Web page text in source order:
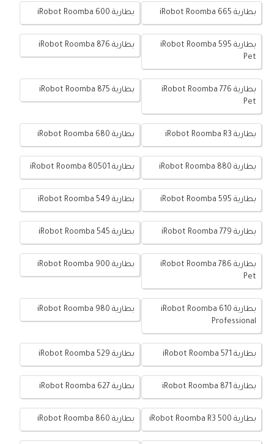
بطارية iRobot Roomba 665 بطارية iRobot Roomba 600
بطارية iRobot Roomba 595
Pet
بطارية iRobot Roomba 876
بطارية iRobot Roomba 776
Pet
بطارية iRobot Roomba 875
بطارية iRobot Roomba R3 بطارية iRobot Roomba 680
بطارية iRobot Roomba 880 بطارية iRobot Roomba 80501
بطارية iRobot Roomba 595 بطارية iRobot Roomba 549
بطارية iRobot Roomba 779 بطارية iRobot Roomba 545
بطارية iRobot Roomba 786
Pet
بطارية iRobot Roomba 900
بطارية iRobot Roomba 610
Professional
بطارية iRobot Roomba 980
بطارية iRobot Roomba 571 بطارية iRobot Roomba 529
بطارية iRobot Roomba 871 بطارية iRobot Roomba 627
بطارية iRobot Roomba R3 500 بطارية iRobot Roomba 860